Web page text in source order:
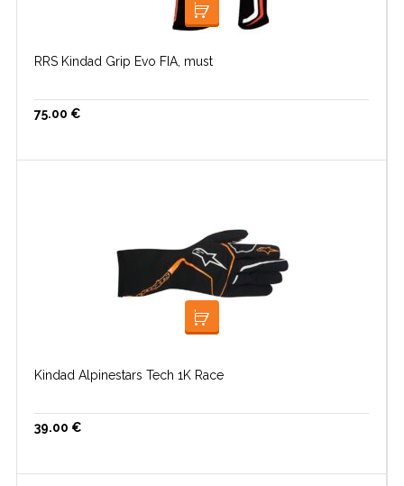
VALI
RRS Kindad Grip Evo FIA, must
75.00 €
LOE EDASI
Kindad Alpinestars Tech 1K Race
39.00 €